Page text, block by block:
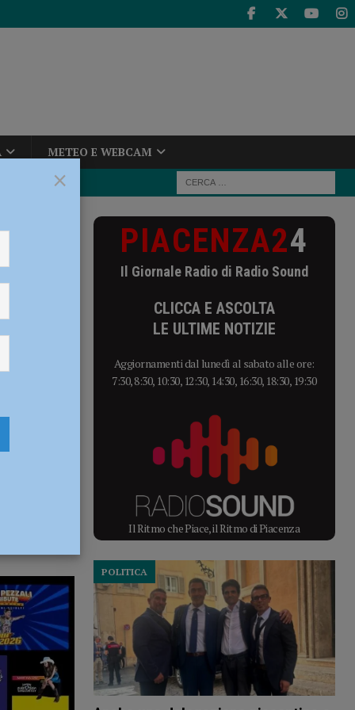
METEO E WEBCAM
giunta
PIACENZA24
Il Giornale Radio di Radio Sound
CLICCA E ASCOLTA
LE ULTIME NOTIZIE
Aggiornamenti dal lunedì al sabato alle ore:
7:30, 8:30, 10:30, 12:30, 14:30, 16:30, 18:30, 19:30
Il Ritmo che Piace, il Ritmo di Piacenza
POLITICA
×